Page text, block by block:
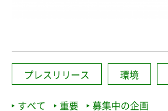
プレスリリース 環境
すべて 重要 募集中の企画